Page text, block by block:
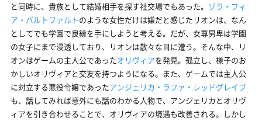
と同時に、貴族として結婚相手を探す社交場でもあった。 ゾラ・フィ
ア・バルトファルトのような女性だけは嫌だと感じたリオンは、なん
としてでも学園で良縁を手にしようと考える。だが、女尊男卑は学園
の女子にまで浸透しており、リオンは散々な目に遭う。そんな中、リ
オンはゲームの主人公であったオリヴィアを発見。孤立し、様子のお
かしいオリヴィアと交友を持つようになる。また、ゲームでは主人公
に対立する悪役令嬢であったアンジェリカ・ラファ・レッドグレイブ
も、話してみれば意外にも話のわかる人物で、アンジェリカとオリヴ
ィアを引き合わせることで、オリヴィアの境遇も改善される。しかし